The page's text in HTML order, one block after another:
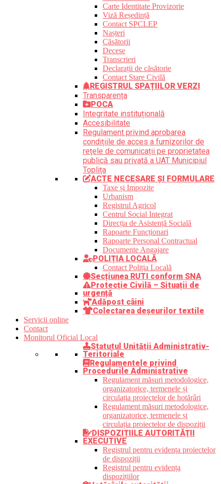
Carte Identitate Provizorie
Viză Reședință
Contact SPCLEP
Nașteri
Căsătorii
Decese
Transcrieri
Declarații de căsătorie
Contact Stare Civilă
REGISTRUL SPAȚIILOR VERZI
Transparența
POCA
Integritate instituțională
Accesibilitate
Regulament privind aprobarea
condițiile de acces a furnizorilor de
rețele de comunicații pe proprietatea
publică sau privată a UAT Municipiul
Toplița
ACTE NECESARE ȘI FORMULARE
Taxe și Impozite
Urbanism
Registrul Agricol
Centrul Social Integrat
Direcția de Asistență Socială
Rapoarte Funcționari
Rapoarte Personal Contractual
Documente Angajare
POLIȚIA LOCALĂ
Contact Poliția Locală
Secțiunea RUTI conform SNA
Protecție Civilă – Situații de
urgență
Adăpost câini
Colectarea deșeurilor textile
Servicii online
Contact
Monitorul Oficial Local
Statutul Unității Administrativ-
Teritoriale
Regulamentele privind
Procedurile Administrative
Regulament măsuri metodologice,
organizatorice, termenele și
circulația proiectelor de hotărâri
Regulament măsuri metodologice,
organizatorice, termenele și
circulația proiectelor de dispoziții
DISPOZIȚIILE AUTORITĂȚII
EXECUTIVE
Registrul pentru evidența proiectelor
de dispoziții
Registrul pentru evidența
dispozițiilor